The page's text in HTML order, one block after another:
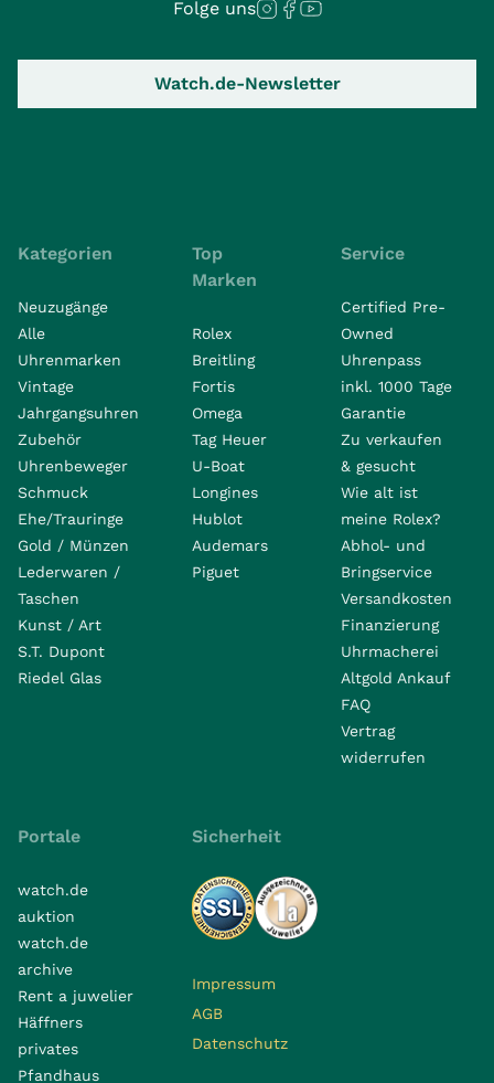
Folge uns
Watch.de-Newsletter
Kategorien
Neuzugänge
Alle
Uhrenmarken
Vintage
Jahrgangsuhren
Zubehör
Uhrenbeweger
Schmuck
Ehe/Trauringe
Gold / Münzen
Lederwaren /
Taschen
Kunst / Art
S.T. Dupont
Riedel Glas
Top
Marken
Rolex
Breitling
Fortis
Omega
Tag Heuer
U-Boat
Longines
Hublot
Audemars
Piguet
Service
Certified Pre-
Owned
Uhrenpass
inkl. 1000 Tage
Garantie
Zu verkaufen
& gesucht
Wie alt ist
meine Rolex?
Abhol- und
Bringservice
Versandkosten
Finanzierung
Uhrmacherei
Altgold Ankauf
FAQ
Vertrag
widerrufen
Portale
watch.de
auktion
watch.de
archive
Rent a juwelier
Häffners
privates
Pfandhaus
Sicherheit
Impressum
AGB
Datenschutz